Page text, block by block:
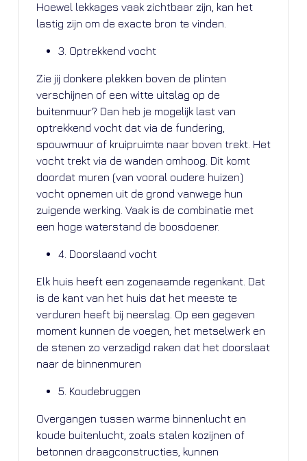
Hoewel lekkages vaak zichtbaar zijn, kan het
lastig zijn om de exacte bron te vinden.
3. Optrekkend vocht
Zie jij donkere plekken boven de plinten
verschijnen of een witte uitslag op de
buitenmuur? Dan heb je mogelijk last van
optrekkend vocht dat via de fundering,
spouwmuur of kruipruimte naar boven trekt. Het
vocht trekt via de wanden omhoog. Dit komt
doordat muren (van vooral oudere huizen)
vocht opnemen uit de grond vanwege hun
zuigende werking. Vaak is de combinatie met
een hoge waterstand de boosdoener.
4. Doorslaand vocht
Elk huis heeft een zogenaamde regenkant. Dat
is de kant van het huis dat het meeste te
verduren heeft bij neerslag. Op een gegeven
moment kunnen de voegen, het metselwerk en
de stenen zo verzadigd raken dat het doorslaat
naar de binnenmuren
5. Koudebruggen
Overgangen tussen warme binnenlucht en
koude buitenlucht, zoals stalen kozijnen of
betonnen draagconstructies, kunnen